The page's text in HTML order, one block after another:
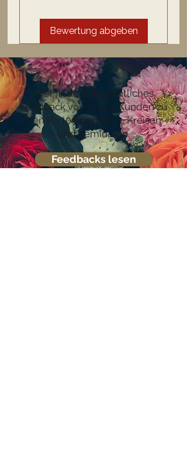
Bewertung abgeben
Hier findest du sämtliches
Feedback von lieben Kunden zu
den Kartenlegungen, Kreisen
und Seminaren.
Feedbacks lesen